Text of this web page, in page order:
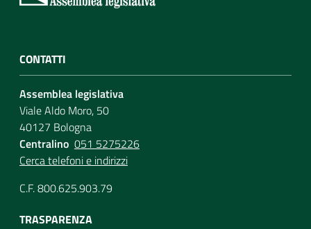
CONTATTI
Assemblea legislativa
Viale Aldo Moro, 50
40127 Bologna
Centralino 051 5275226
Cerca telefoni e indirizzi
C.F. 800.625.903.79
TRASPARENZA